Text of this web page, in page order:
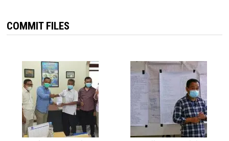
COMMIT FILES